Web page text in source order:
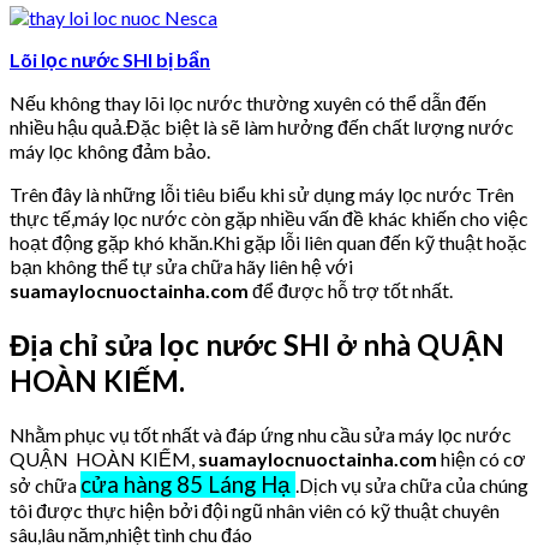
Lõi lọc nước SHI bị bẩn
Nếu không thay lõi lọc nước thường xuyên có thể dẫn đến
nhiều hậu quả.Đặc biệt là sẽ làm hưởng đến chất lượng nước
máy lọc không đảm bảo.
Trên đây là những lỗi tiêu biểu khi sử dụng máy lọc nước Trên
thực tế,máy lọc nước còn gặp nhiều vấn đề khác khiến cho việc
hoạt động gặp khó khăn.Khi gặp lỗi liên quan đến kỹ thuật hoặc
bạn không thể tự sửa chữa hãy liên hệ với
suamaylocnuoctainha.com để được hỗ trợ tốt nhất.
Địa chỉ sửa lọc nước SHI ở nhà QUẬN
HOÀN KIẾM.
Nhằm phục vụ tốt nhất và đáp ứng nhu cầu sửa máy lọc nước
QUẬN HOÀN KIẾM, suamaylocnuoctainha.com hiện có cơ
sở chữa cửa hàng 85 Láng Hạ .Dịch vụ sửa chữa của chúng
tôi được thực hiện bởi đội ngũ nhân viên có kỹ thuật chuyên
sâu,lâu năm,nhiệt tình chu đáo